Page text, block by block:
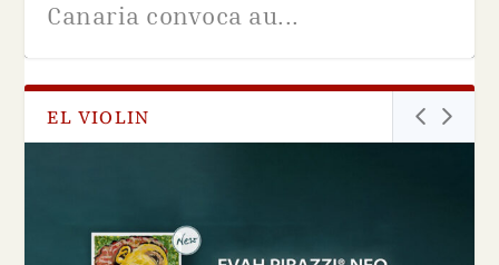
Canaria convoca au...
EL VIOLIN